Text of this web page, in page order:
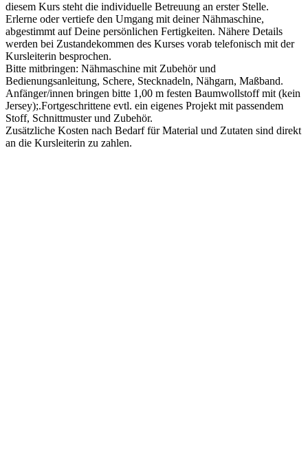
diesem Kurs steht die individuelle Betreuung an erster Stelle.
Erlerne oder vertiefe den Umgang mit deiner Nähmaschine,
abgestimmt auf Deine persönlichen Fertigkeiten. Nähere Details
werden bei Zustandekommen des Kurses vorab telefonisch mit der
Kursleiterin besprochen.
Bitte mitbringen: Nähmaschine mit Zubehör und
Bedienungsanleitung, Schere, Stecknadeln, Nähgarn, Maßband.
Anfänger/innen bringen bitte 1,00 m festen Baumwollstoff mit (kein
Jersey);.Fortgeschrittene evtl. ein eigenes Projekt mit passendem
Stoff, Schnittmuster und Zubehör.
Zusätzliche Kosten nach Bedarf für Material und Zutaten sind direkt
an die Kursleiterin zu zahlen.